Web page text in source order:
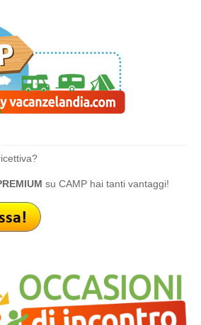
su CAMP hai tanti vantaggi!